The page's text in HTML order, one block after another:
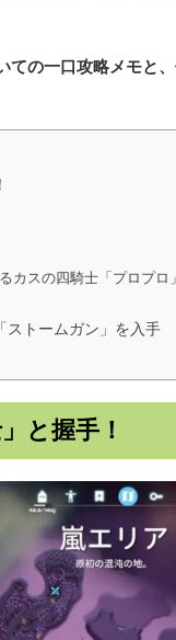
ての一口攻略メモと
カスの四騎士「プロプロ」
ストームガン」を入手
と握手！